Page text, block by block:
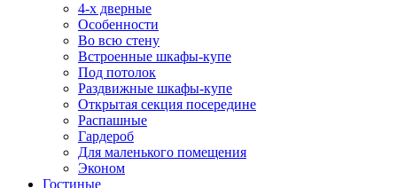
4-х дверные
Особенности
Во всю стену
Встроенные шкафы-купе
Под потолок
Раздвижные шкафы-купе
Открытая секция посередине
Распашные
Гардероб
Для маленького помещения
Эконом
Гостиные